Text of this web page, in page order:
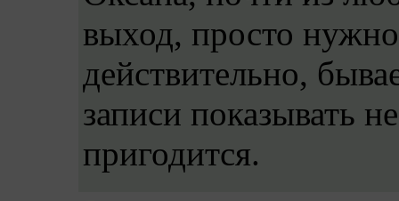
выход, просто
действительно,
записи показывать
пригодится.